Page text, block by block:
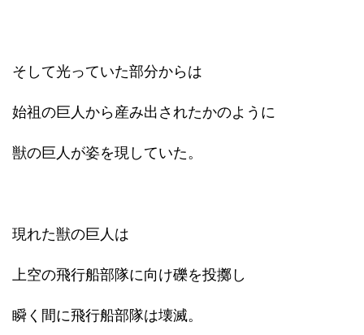
そして光っていた部分からは
始祖の巨人から産み出されたかのように
獣の巨人が姿を現していた。
現れた獣の巨人は
上空の飛行船部隊に向け礫を投擲し
瞬く間に飛行船部隊は壊滅。